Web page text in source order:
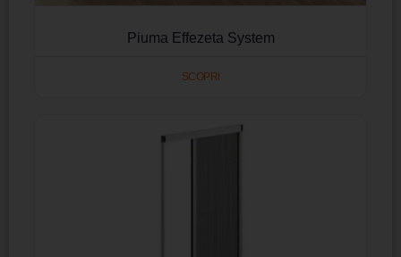
Piuma Effezeta System
SCOPRI